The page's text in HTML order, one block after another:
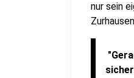
nur sein